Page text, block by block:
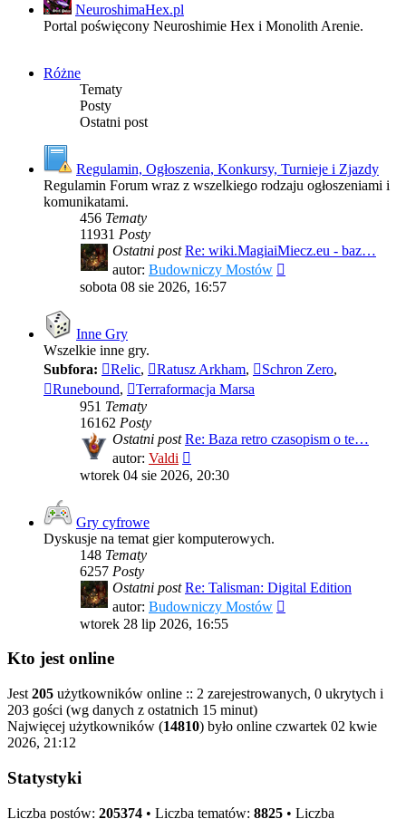
NeuroshimaHex.pl
Portal poświęcony Neuroshimie Hex i Monolith Arenie.
Różne
Tematy
Posty
Ostatni post
Regulamin, Ogłoszenia, Konkursy, Turnieje i Zjazdy
Regulamin Forum wraz z wszelkiego rodzaju ogłoszeniami i
komunikatami.
456 Tematy
11931 Posty
Ostatni post Re: wiki.MagiaiMiecz.eu - baz…
autor: Budowniczy Mostów
sobota 08 sie 2026, 16:57
Inne Gry
Wszelkie inne gry.
Subfora:
Relic, Ratusz Arkham, Schron Zero,
Runebound,
Terraformacja Marsa
951 Tematy
16162 Posty
Ostatni post Re: Baza retro czasopism o te…
autor: Valdi
najnowszy
post
wtorek 04 sie 2026, 20:30
Gry cyfrowe
Dyskusje na temat gier komputerowych.
148 Tematy
6257 Posty
Ostatni post Re: Talisman: Digital Edition
autor: Budowniczy Mostów
wtorek 28 lip 2026, 16:55
Kto jest online
Jest 205 użytkowników online :: 2 zarejestrowanych, 0 ukrytych i
203 gości (wg danych z ostatnich 15 minut)
Najwięcej użytkowników (14810) było online czwartek 02 kwie
2026, 21:12
Statystyki
Liczba postów: 205374 • Liczba tematów: 8825 • Liczba